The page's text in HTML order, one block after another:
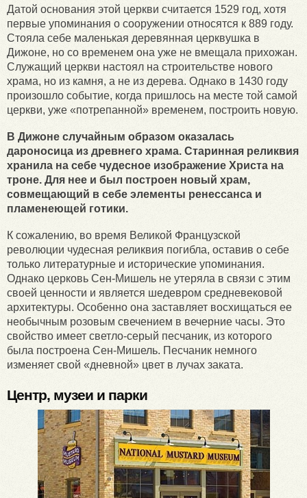
Датой основания этой церкви считается 1529 год, хотя
первые упоминания о сооружении относятся к 889 году.
Стояла себе маленькая деревянная церквушка в
Дижоне, но со временем она уже не вмещала прихожан.
Служащий церкви настоял на строительстве нового
храма, но из камня, а не из дерева. Однако в 1430 году
произошло событие, когда пришлось на месте той самой
церкви, уже «потрепанной» временем, построить новую.
В Дижоне случайным образом оказалась
дароносица из древнего храма. Старинная реликвия
хранила на себе чудесное изображение Христа на
троне. Для нее и был построен новый храм,
совмещающий в себе элементы ренессанса и
пламенеющей готики.
К сожалению, во время Великой Французской
революции чудесная реликвия погибла, оставив о себе
только литературные и исторические упоминания.
Однако церковь Сен-Мишель не утеряла в связи с этим
своей ценности и является шедевром средневековой
архитектуры. Особенно она заставляет восхищаться ее
необычным розовым свечением в вечерние часы. Это
свойство имеет светло-серый песчаник, из которого
была построена Сен-Мишель. Песчаник немного
изменяет свой «дневной» цвет в лучах заката.
Центр, музеи и парки